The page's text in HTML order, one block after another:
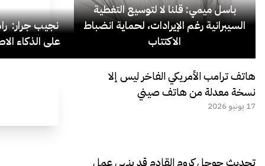
باسل ميمي: قلنا لا لتوسيع التغطية
السيبرانية رغم الإيرادات، لحماية انضباط
الاكتتاب
نجيب جرار:
على الذكاء
هاتف ترامب الأمريكي الفاخر ليس إلا
نسخة معدلة من هاتف صيني
17 يونيو 2026
تحديث جوجل كروم القادم قد ينهي عمل